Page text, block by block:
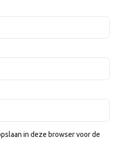
in deze browser voor de